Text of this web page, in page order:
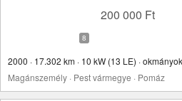
200 000 Ft
2000 · 17.302 km · 10 kW (13 LE) ·
Magánszemély · Pest vármegye · Pomáz